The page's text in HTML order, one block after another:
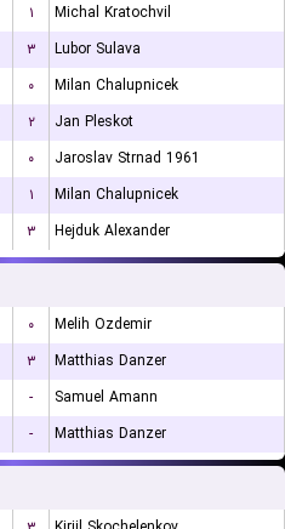
۱
Michal Kratochvil
۳
Lubor Sulava
۰
Milan Chalupnicek
۲
Jan Pleskot
۰
Jaroslav Strnad 1961
۱
Milan Chalupnicek
۳ Hejduk Alexander
۰
Melih Ozdemir
۳
Matthias Danzer
-
Samuel Amann
- Matthias Danzer